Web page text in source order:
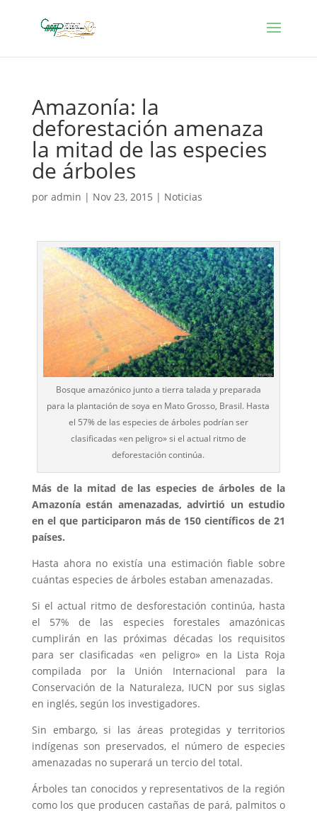
Amazonía: la
deforestación amenaza
la mitad de las especies
de árboles
por admin | Nov 23, 2015 | Noticias
Bosque amazónico junto a tierra talada y preparada
para la plantación de soya en Mato Grosso, Brasil. Hasta
el 57% de las especies de árboles podrían ser
clasificadas «en peligro» si el actual ritmo de
deforestación continúa.
Más de la mitad de las especies de árboles de la
Amazonía están amenazadas, advirtió un estudio
en el que participaron más de 150 científicos de 21
países.
Hasta ahora no existía una estimación fiable sobre
cuántas especies de árboles estaban amenazadas.
Si el actual ritmo de desforestación continúa, hasta
el 57% de las especies forestales amazónicas
cumplirán en las próximas décadas los requisitos
para ser clasificadas «en peligro» en la Lista Roja
compilada por la Unión Internacional para la
Conservación de la Naturaleza, IUCN por sus siglas
en inglés, según los investigadores.
Sin embargo, si las áreas protegidas y territorios
indígenas son preservados, el número de especies
amenazadas no superará un tercio del total.
Árboles tan conocidos y representativos de la región
como los que producen castañas de pará, palmitos o